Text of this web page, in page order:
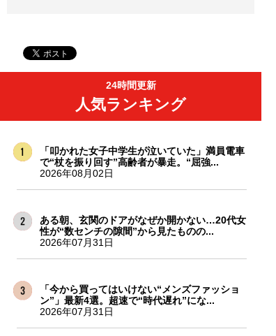
24時間更新
人気ランキング
「叩かれた女子中学生が泣いていた」満員電車
で“杖を振り回す”高齢者が暴走。“屈強...
2026年08月02日
ある朝、玄関のドアがなぜか開かない…20代女
性が“数センチの隙間”から見たものの...
2026年07月31日
「今から買ってはいけない“メンズファッショ
ン”」最新4選。超速で“時代遅れ”にな...
2026年07月31日